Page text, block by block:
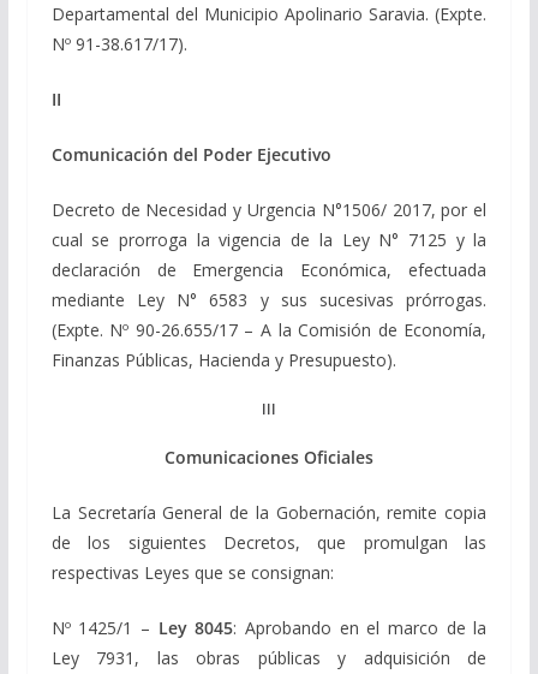
Departamental del Municipio Apolinario Saravia. (Expte.
Nº 91-38.617/17).
II
Comunicación del Poder Ejecutivo
Decreto de Necesidad y Urgencia N°1506/ 2017, por el
cual se prorroga la vigencia de la Ley N° 7125 y la
declaración de Emergencia Económica, efectuada
mediante Ley N° 6583 y sus sucesivas prórrogas.
(Expte. Nº 90-26.655/17 – A la Comisión de Economía,
Finanzas Públicas, Hacienda y Presupuesto).
III
Comunicaciones Oficiales
La Secretaría General de la Gobernación, remite copia
de los siguientes Decretos, que promulgan las
respectivas Leyes que se consignan:
Nº 1425/1 – Ley 8045: Aprobando en el marco de la
Ley 7931, las obras públicas y adquisición de